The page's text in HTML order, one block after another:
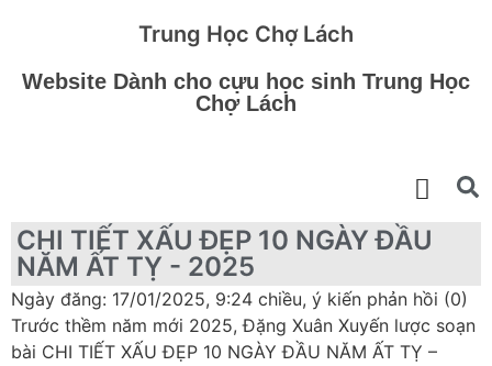
Trung Học Chợ Lách
Website Dành cho cựu học sinh Trung Học
Chợ Lách
CHI TIẾT XẤU ĐẸP 10 NGÀY ĐẦU
NĂM ẤT TỴ - 2025
Ngày đăng: 17/01/2025, 9:24 chiều, ý kiến phản hồi (0)
Trước thềm năm mới 2025, Đặng Xuân Xuyến lược soạn
bài CHI TIẾT XẤU ĐẸP 10 NGÀY ĐẦU NĂM ẤT TỴ –